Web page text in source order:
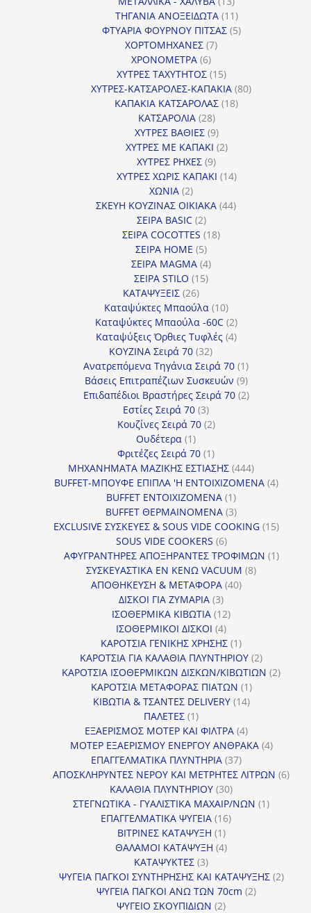
προϊόντα
ΤΗΓΑΝΙΑ ΑΝΟΞΕΙΔΩΤΑ 1111
προϊόντα
ΦΤΥΑΡΙΑ ΦΟΥΡΝΟΥ ΠΙΤΣΑΣ 55
ΧΟΡΤΟΜΗΧΑΝΕΣ 77
ΧΡΟΝΟΜΕΤΡΑ 66
προϊόντα
ΧΥΤΡΕΣ ΤΑΧΥΤΗΤΟΣ 1515
προϊόντα
ΧΥΤΡΕΣ-ΚΑΤΣΑΡΟΛΕΣ-ΚΑΠΑΚΙΑ 8080
ΚΑΠΑΚΙΑ ΚΑΤΣΑΡΟΛΑΣ 1818
ΚΑΤΣΑΡΟΛΙΑ 2828
προϊόντα
ΧΥΤΡΕΣ ΒΑΘΙΕΣ 99
προϊόντα
ΧΥΤΡΕΣ ΜΕ ΚΑΠΑΚΙ 22
ΧΥΤΡΕΣ ΡΗΧΕΣ 99
προϊόντα
ΧΥΤΡΕΣ ΧΩΡΙΣ ΚΑΠΑΚΙ 1414
ΧΩΝΙΑ 22
προϊόντα
ΣΚΕΥΗ ΚΟΥΖΙΝΑΣ ΟΙΚΙΑΚΑ 4444
ΣΕΙΡΑ BASIC 22
προϊόντα
ΣΕΙΡΑ COCOTTES 1818
ΣΕΙΡΑ HOME 55
προϊόντα
ΣΕΙΡΑ MAGMA 44
προϊόντα
ΣΕΙΡΑ STILO 1515
ΚΑΤΑΨΥΞΕΙΣ 2626
προϊόντα
Καταψύκτες Μπαούλα 1010
προϊόντα
Καταψύκτες Μπαούλα -60C 22
προϊόντα
Καταψύξεις Όρθιες Τυφλές 44
ΚΟΥΖΙΝΑ Σειρά 70 3232
προϊόντα
Ανατρεπόμενα Τηγάνια Σειρά 70 11
προϊόν
Βάσεις Επιτραπέζιων Συσκευών 99
προϊόντα
Επιδαπέδιοι Βραστήρες Σειρά 70 22
Εστίες Σειρά 70 33
προϊόντα
Κουζίνες Σειρά 70 22
Ουδέτερα 11
προϊόν
Φριτέζες Σειρά 70 11
προϊόν
ΜΗΧΑΝΗΜΑΤΑ ΜΑΖΙΚΗΣ ΕΣΤΙΑΣΗΣ 444444
προϊόντα
BUFFET-ΜΠΟΥΦΕ ΕΠΙΠΛΑ 'Η ΕΝΤΟΙΧΙΖΟΜΕΝΑ 44
BUFFET ΕΝΤΟΙΧΙΖΟΜΕΝΑ 11
προϊόν
BUFFET ΘΕΡΜΑΙΝΟΜΕΝΑ 33
προϊόντα
EXCLUSIVE ΣΥΣΚΕΥΕΣ & SOUS VIDE COOKING 1515
SOUS VIDE COOKERS 66
προϊόντα
ΑΦΥΓΡΑΝΤΗΡΕΣ ΑΠΟΞΗΡΑΝΤΕΣ ΤΡΟΦΙΜΩΝ 11
ΣΥΣΚΕΥΑΣΤΙΚΑ ΕΝ ΚΕΝΩ VACUUM 88
ΑΠΟΘΗΚΕΥΣΗ & ΜΕΤΑΦΟΡΑ 4040
ΔΙΣΚΟΙ ΓΙΑ ΖΥΜΑΡΙΑ 33
προϊόντα
ΙΣΟΘΕΡΜΙΚΑ ΚΙΒΩΤΙΑ 1212
ΙΣΟΘΕΡΜΙΚΟΙ ΔΙΣΚΟΙ 44
προϊόντα
ΚΑΡΟΤΣΙΑ ΓΕΝΙΚΗΣ ΧΡΗΣΗΣ 11
προϊόν
ΚΑΡΟΤΣΙΑ ΓΙΑ ΚΑΛΑΘΙΑ ΠΛΥΝΤΗΡΙΟΥ 22
προϊόντα
ΚΑΡΟΤΣΙΑ ΙΣΟΘΕΡΜΙΚΩΝ ΔΙΣΚΩΝ/ΚΙΒΩΤΙΩΝ 22
ΚΑΡΟΤΣΙΑ ΜΕΤΑΦΟΡΑΣ ΠΙΑΤΩΝ 11
προϊόν
ΚΙΒΩΤΙΑ & ΤΣΑΝΤΕΣ DELIVERY 1414
ΠΑΛΕΤΕΣ 11
προϊόν
ΕΞΑΕΡΙΣΜΟΣ ΜΟΤΕΡ ΚΑΙ ΦΙΛΤΡΑ 44
προϊόντα
ΜΟΤΕΡ ΕΞΑΕΡΙΣΜΟΥ ΕΝΕΡΓΟΥ ΑΝΘΡΑΚΑ 44
ΕΠΑΓΓΕΛΜΑΤΙΚΑ ΠΛΥΝΤΗΡΙΑ 3737
προϊόντα
ΑΠΟΣΚΛΗΡΥΝΤΕΣ ΝΕΡΟΥ ΚΑΙ ΜΕΤΡΗΤΕΣ ΛΙΤΡΩΝ 66
ΚΑΛΑΘΙΑ ΠΛΥΝΤΗΡΙΟΥ 3030
προϊόντα
ΣΤΕΓΝΩΤΙΚΑ - ΓΥΑΛΙΣΤΙΚΑ ΜΑΧΑΙΡ/ΝΩΝ 11
ΕΠΑΓΓΕΛΜΑΤΙΚΑ ΨΥΓΕΙΑ 1616
ΒΙΤΡΙΝΕΣ ΚΑΤΑΨΥΞΗ 11
προϊόν
ΘΑΛΑΜΟΙ ΚΑΤΑΨΥΞΗ 44
ΚΑΤΑΨΥΚΤΕΣ 33
προϊόντα
ΨΥΓΕΙΑ ΠΑΓΚΟΙ ΣΥΝΤΗΡΗΣΗΣ ΚΑΙ ΚΑΤΑΨΥΞΗΣ 22
ΨΥΓΕΙΑ ΠΑΓΚΟΙ ΑΝΩ ΤΩΝ 70cm 22
ΨΥΓΕΙΟ ΣΚΟΥΠΙΔΙΩΝ 22